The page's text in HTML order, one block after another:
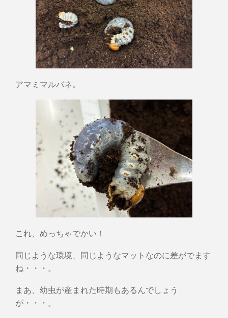
アマミマルバネ。
これ、めっちゃでかい！
同じような環境、同じようなマットなのに差がでます
ね・・・。
まあ、幼虫が産まれた時期もあるんでしょう
が・・・。